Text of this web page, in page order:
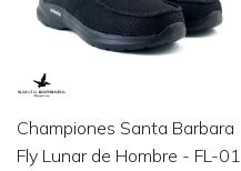
Championes Santa Barbara
Fly Lunar de Hombre - FL-01